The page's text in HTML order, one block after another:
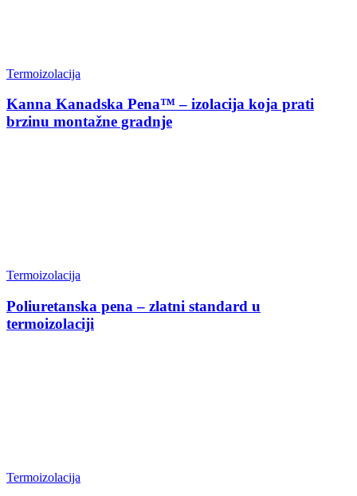
Termoizolacija
Kanna Kanadska Pena™ – izolacija koja prati
brzinu montažne gradnje
Termoizolacija
Poliuretanska pena – zlatni standard u
termoizolaciji
Termoizolacija